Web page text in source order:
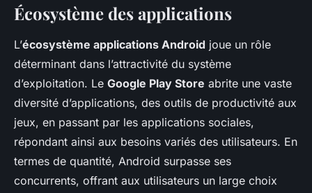
Écosystème des applications
L’écosystème applications Android joue un rôle
déterminant dans l’attractivité du système
d’exploitation. Le Google Play Store abrite une vaste
diversité d’applications, des outils de productivité aux
jeux, en passant par les applications sociales,
répondant ainsi aux besoins variés des utilisateurs. En
termes de quantité, Android surpasse ses
concurrents, offrant aux utilisateurs un large choix